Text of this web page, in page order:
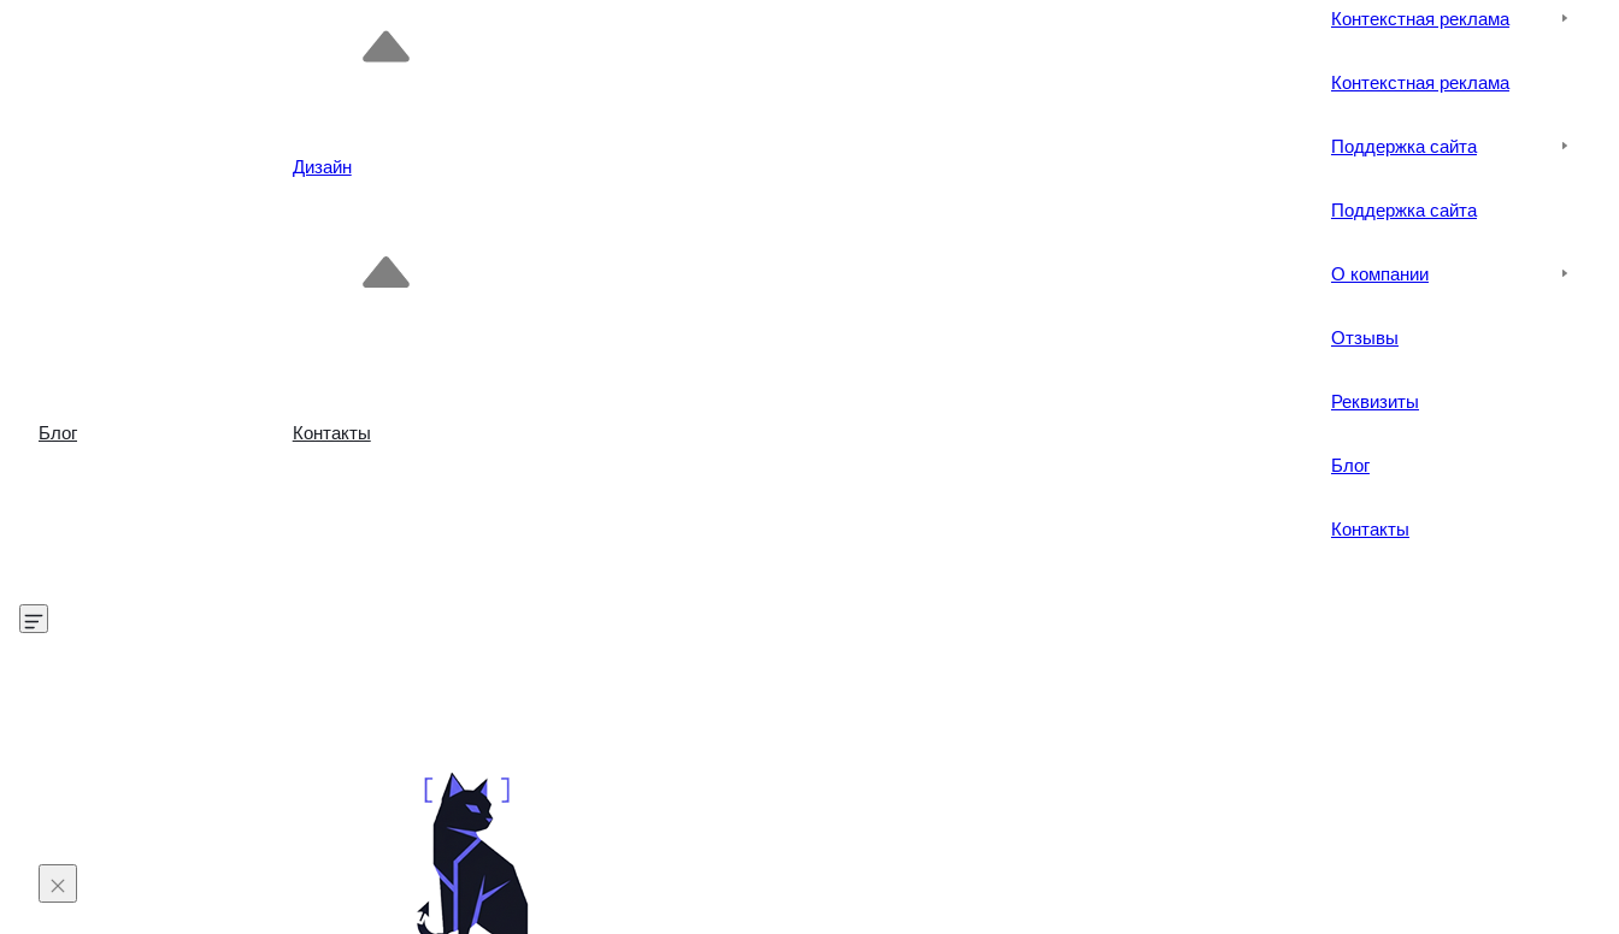
Дизайн
Блог Контакты
Контекстная реклама
Контекстная реклама
Поддержка сайта
Поддержка сайта
О компании
Отзывы
Реквизиты
Блог
Контакты